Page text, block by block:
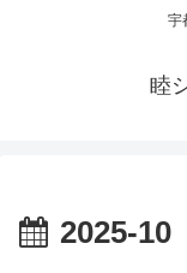
宇
睦
2025-10